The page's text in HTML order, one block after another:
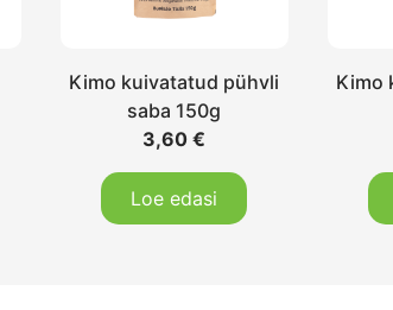
Kimo kuivatatud pühvli
saba 150g
3,60€
Loe edasi
Kimo